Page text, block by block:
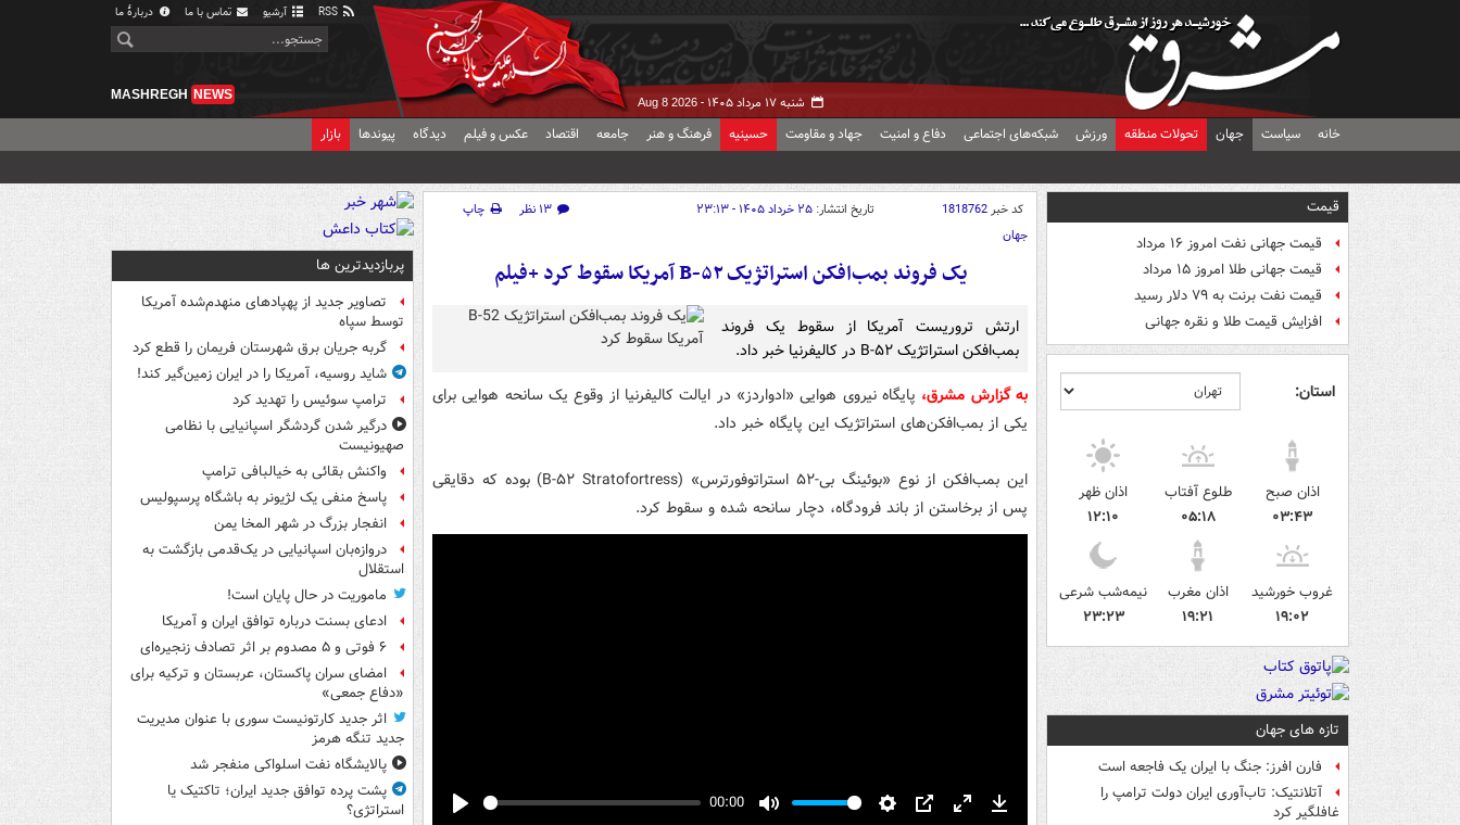
آرشیو تماس با ما دربارهٔ ما
شنبه ۱۷ مرداد ۱۴۰۵ - Aug 8 2026
MASHREGH NEWS
خانه سیاست جهان تحولات منطقه ورزش شبکه‌های اجتماعی دفاع و امنیت جهاد و مقاومت حسینیه فرهنگ و هنر جامعه اقتصاد عکس و فیلم دیدگاه پیوندها بازار
قیمت
قیمت جهانی نفت امروز ۱۶ مرداد
قیمت جهانی طلا امروز ۱۵ مرداد
قیمت نفت برنت به ۷۹ دلار رسید
افزایش قیمت طلا و نقره جهانی
استان:
اذان صبح
۰۳:۴۳
طلوع آفتاب
۰۵:۱۸
اذان ظهر
۱۲:۱۰
غروب خورشید
۱۹:۰۲
اذان مغرب
۱۹:۲۱
نیمه‌شب شرعی
۲۳:۲۳
تازه های جهان
فارن افرز: جنگ با ایران یک فاجعه است
آتلانتیک: تاب‌آوری ایران دولت ترامپ را
غافلگیر کرد
کد خبر1818762 تاریخ انتشار: ۲۵ خرداد ۱۴۰۵ - ۲۳:۱۳ ۱۳ نظر
چاپ
جهان
یک فروند بمب‌افکن استراتژیک B-۵۲ آمریکا سقوط کرد +فیلم
ارتش تروریست آمریکا از سقوط یک فروند
بمب‌افکن استراتژیک B-۵۲ در کالیفرنیا خبر داد.
به گزارش مشرق،‌ پایگاه نیروی هوایی «ادواردز» در ایالت کالیفرنیا از وقوع یک سانحه هوایی برای
یکی از بمب‌افکن‌های استراتژیک این پایگاه خبر داد.
این بمب‌افکن از نوع «بوئینگ بی-۵۲ استراتوفورترس» (B-۵۲ Stratofortress) بوده که دقایقی
پس از برخاستن از باند فرودگاه، دچار سانحه شده و سقوط کرد.
00:00
پربازدیدترین ها
تصاویر جدید از پهپادهای منهدم‌شده آمریکا
توسط سپاه
گربه جریان برق شهرستان فریمان را قطع کرد
شاید روسیه، آمریکا را در ایران زمین‌گیر کند!
ترامپ سوئیس را تهدید کرد
درگیر شدن گردشگر اسپانیایی با نظامی
صهیونیست
واکنش بقائی به خیالبافی ترامپ
پاسخ منفی یک لژیونر به باشگاه پرسپولیس
انفجار بزرگ در شهر المخا یمن
دروازه‌بان اسپانیایی در یک‌قدمی بازگشت به
استقلال
ماموریت در حال پایان است!
ادعای بسنت درباره توافق ایران و آمریکا
۶ فوتی و ۵ مصدوم بر اثر تصادف زنجیره‌ای
امضای سران پاکستان، عربستان و ترکیه برای
«دفاع جمعی»
اثر جدید کارتونیست سوری با عنوان مدیریت
جدید تنگه هرمز
پالایشگاه نفت اسلواکی منفجر شد
پشت پرده توافق جدید ایران؛ تاکتیک یا
استراتژی؟